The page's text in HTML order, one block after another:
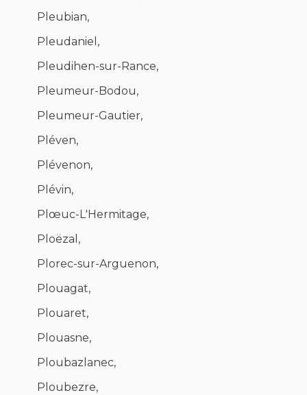
Pleubian,
Pleudaniel,
Pleudihen-sur-Rance,
Pleumeur-Bodou,
Pleumeur-Gautier,
Pléven,
Plévenon,
Plévin,
Plœuc-L'Hermitage,
Ploëzal,
Plorec-sur-Arguenon,
Plouagat,
Plouaret,
Plouasne,
Ploubazlanec,
Ploubezre,